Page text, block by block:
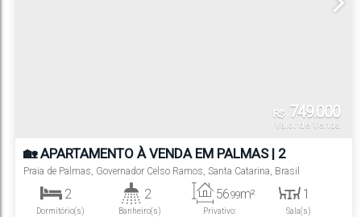
R$ 749.000
Valor de Venda
🏡 APARTAMENTO À VENDA EM PALMAS | 2
DORMITÓRIOS (1 SUÍTE) | GOVERNADOR CELSO
RAMOS
Praia de Palmas, Governador Celso Ramos, Santa Catarina, Brasil
2
Dormitório(s)
2
Banheiro(s) Privativo:
56.99m² 1
Sala(s)